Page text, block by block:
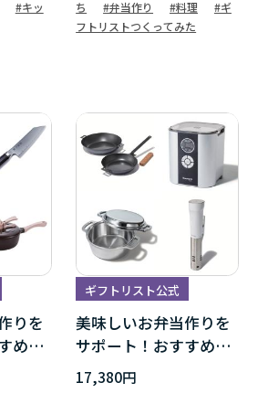
#キッ
ち
#弁当作り #料理
#ギ
フトリストつくってみた
りを
めグ
ギフトリスト公式
美味しいお弁当作りを
サポート！おすすめグ
ッズ
17,380円